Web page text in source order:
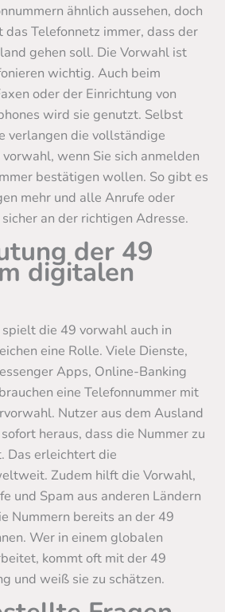
ähnlich aussehen, doch
Telefonnetz immer, dass der
gehen soll. Die Vorwahl ist
wichtig. Auch beim
oder der Einrichtung von
wird sie genutzt. Selbst
verlangen die vollständige
wenn Sie sich anmelden
bestätigen wollen. So gibt es
mehr und alle Anrufe oder
an der richtigen Adresse.
der 49
digitalen
die 49 vorwahl auch in
eine Rolle. Viele Dienste,
Apps, Online-Banking
eine Telefonnummer mit
Nutzer aus dem Ausland
heraus, dass die Nummer zu
Das erleichtert die
Zudem hilft die Vorwahl,
und Spam aus anderen Ländern
Nummern bereits an der 49
Wer in einem globalen
kommt oft mit der 49
und weiß sie zu schätzen.